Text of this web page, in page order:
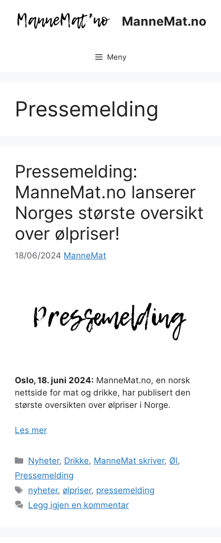
innhold
ManneMat.no
Meny
Pressemelding
Pressemelding:
ManneMat.no lanserer
Norges største oversikt
over ølpriser!
18/06/2024 ManneMat
Oslo, 18. juni 2024: ManneMat.no, en norsk
nettside for mat og drikke, har publisert den
største oversikten over ølpriser i Norge.
Les mer
Kategorier
Nyheter, Drikke, ManneMat skriver, Øl,
Pressemelding
Stikkord
nyheter, ølpriser, pressemelding
Legg igjen en kommentar